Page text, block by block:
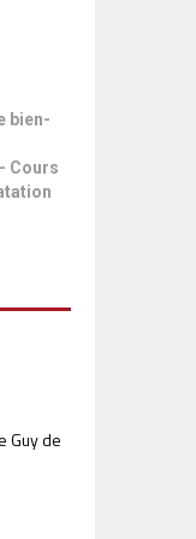
bien-
Cours
Guy de